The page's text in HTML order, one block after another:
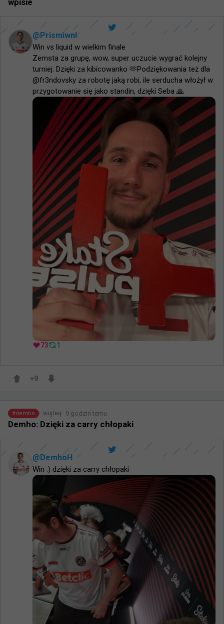
@Prismiwnl
Win vs liquid w wielkim finale
Zemsta za grupę, wow, super uczucie wygrać kolejny
turniej. Dzięki za kibicowanko 🫶Podziękowania też dla
@fr3ndovsky za robotę jaką robi, ile serducha włożył w
przygotowanie się jako standin, dzięki Seba 🙏
73 1
+9
#demho wojteq 9 godzin temu
Demho: Dzięki za carry chłopaki
@DemhoH
Win :) dzięki za carry chłopaki